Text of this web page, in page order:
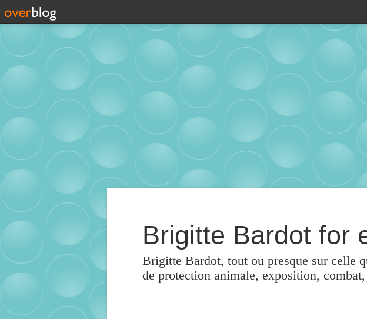
Brigitte Bardot for
Brigitte Bardot, tout ou presque sur celle
de protection animale, exposition, combat,